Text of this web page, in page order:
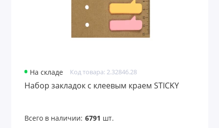
На складе Код товара: 2.32846.28
Набор закладок с клеевым краем STICKY
Всего в наличии: 6791 шт.